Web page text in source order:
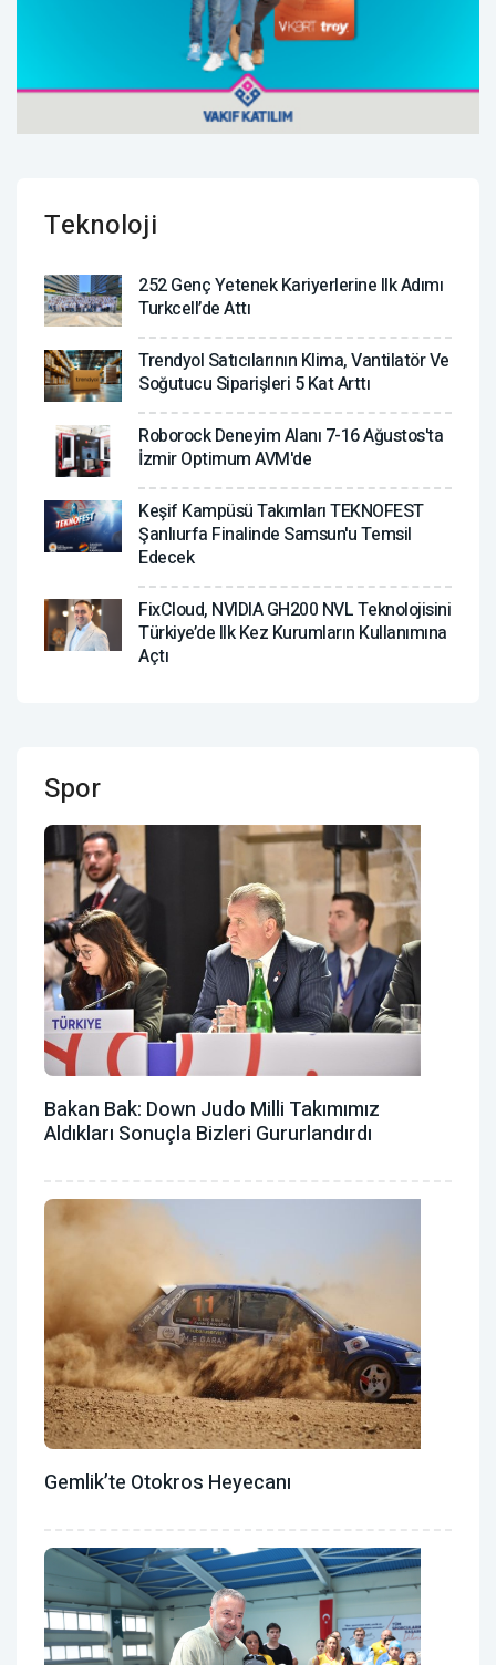
Teknoloji
252 Genç Yetenek Kariyerlerine Ilk Adımı
Turkcell’de Attı
Trendyol Satıcılarının Klima, Vantilatör ‎ve
Soğutucu Siparişleri 5 Kat Arttı
Roborock Deneyim Alanı 7-16 Ağustos'ta
İzmir Optimum AVM'de
Keşif Kampüsü Takımları TEKNOFEST
Şanlıurfa Finalinde Samsun'u Temsil
Edecek
FixCloud, NVIDIA GH200 NVL Teknolojisini
Türkiye’de Ilk Kez Kurumların Kullanımına
Açtı
Spor
Bakan Bak: Down Judo Milli Takımımız
Aldıkları Sonuçla Bizleri Gururlandırdı
Gemlik’te Otokros Heyecanı